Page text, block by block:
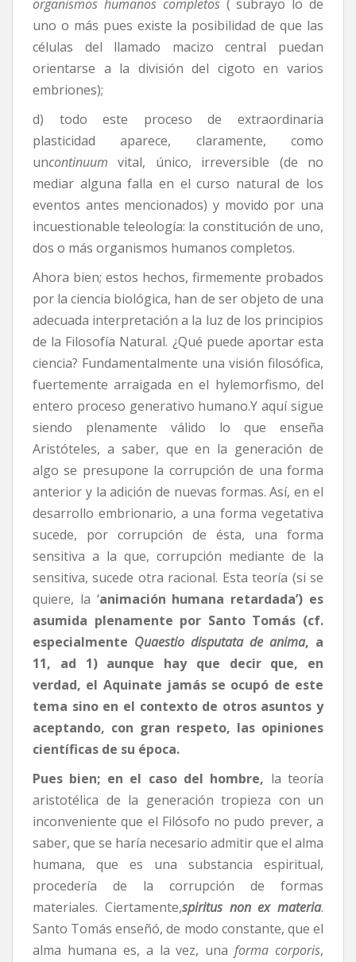
organismos humanos completos( subrayo lo de
uno o más pues existe la posibilidad de que las
células del llamado macizo central puedan
orientarse a la división del cigoto en varios
embriones);
d) todo este proceso de extraordinaria
plasticidad aparece, claramente, como
uncontinuum vital, único, irreversible (de no
mediar alguna falla en el curso natural de los
eventos antes mencionados) y movido por una
incuestionable teleología: la constitución de uno,
dos o más organismos humanos completos.
Ahora bien; estos hechos, firmemente probados
por la ciencia biológica, han de ser objeto de una
adecuada interpretación a la luz de los principios
de la Filosofía Natural. ¿Qué puede aportar esta
ciencia? Fundamentalmente una visión filosófica,
fuertemente arraigada en el hylemorfismo, del
entero proceso generativo humano.Y aquí sigue
siendo plenamente válido lo que enseña
Aristóteles, a saber, que en la generación de
algo se presupone la corrupción de una forma
anterior y la adición de nuevas formas. Así, en el
desarrollo embrionario, a una forma vegetativa
sucede, por corrupción de ésta, una forma
sensitiva a la que, corrupción mediante de la
sensitiva, sucede otra racional. Esta teoría (si se
quiere, la ‘animación humana retardada’) es
asumida plenamente por Santo Tomás (cf.
especialmente Quaestio disputata de anima, a
11, ad 1) aunque hay que decir que, en
verdad, el Aquinate jamás se ocupó de este
tema sino en el contexto de otros asuntos y
aceptando, con gran respeto, las opiniones
científicas de su época.
Pues bien; en el caso del hombre, la teoría
aristotélica de la generación tropieza con un
inconveniente que el Filósofo no pudo prever, a
saber, que se haría necesario admitir que el alma
humana, que es una substancia espiritual,
procedería de la corrupción de formas
materiales. Ciertamente,spiritus non ex materia.
Santo Tomás enseñó, de modo constante, que el
alma humana es, a la vez, unaforma corporis,